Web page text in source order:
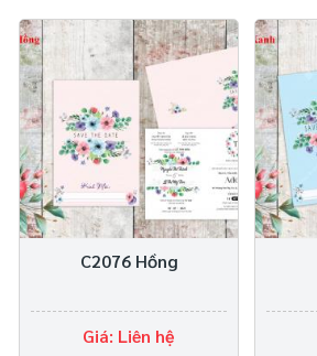
C2076 Hồng
Giá: Liên hệ